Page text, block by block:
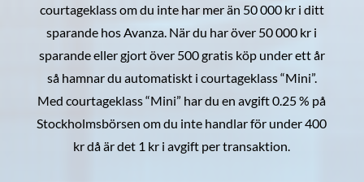
courtageklass om du inte har mer än 50 000 kr i ditt
sparande hos Avanza. När du har över 50 000 kr i
sparande eller gjort över 500 gratis köp under ett år
så hamnar du automatiskt i courtageklass “Mini”.
Med courtageklass “Mini” har du en avgift 0.25 % på
Stockholmsbörsen om du inte handlar för under 400
kr då är det 1 kr i avgift per transaktion.